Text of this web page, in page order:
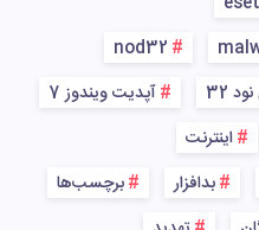
nod32
32
آپدیت ویندوز 7
اینترنت
بدافزار
برچسب‌ها